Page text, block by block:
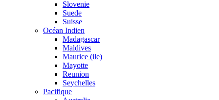
Slovenie
Suede
Suisse
Océan Indien
Madagascar
Maldives
Maurice (ile)
Mayotte
Reunion
Seychelles
Pacifique